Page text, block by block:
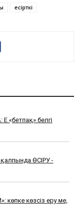
есірткі
белгі
ӨСІРУ -
көзсіз еру ме,